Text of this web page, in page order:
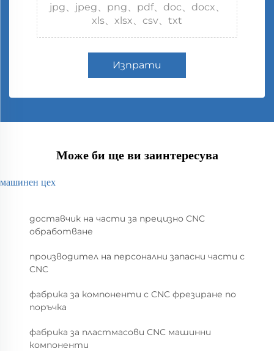
jpg、jpeg、png、pdf、doc、docx、
xls、xlsx、csv、txt
Изпрати
Може би ще ви заинтересува
машинен цех
доставчик на части за прецизно CNC
обработване
производител на персонални запасни части с
CNC
фабрика за компоненти с CNC фрезиране по
поръчка
фабрика за пластмасови CNC машинни
компоненти